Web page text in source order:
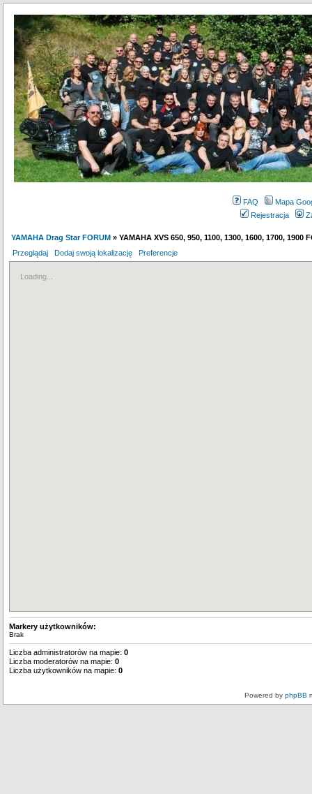
FAQ
Mapa
Rejestracja
YAMAHA Drag Star FORUM » YAMAHA XVS 650, 950, 1100, 1300, 1600, 1700, 1900
Przeglądaj
Dodaj swoją lokalizację Preferencje
Loading...
Markery użytkowników:
Brak
Liczba administratorów na mapie: 0
Liczba moderatorów na mapie: 0
Liczba użytkowników na mapie: 0
Powered by phpBB